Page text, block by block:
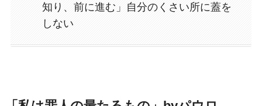
知り、前に進む」自分のくさい所に蓋を
しない